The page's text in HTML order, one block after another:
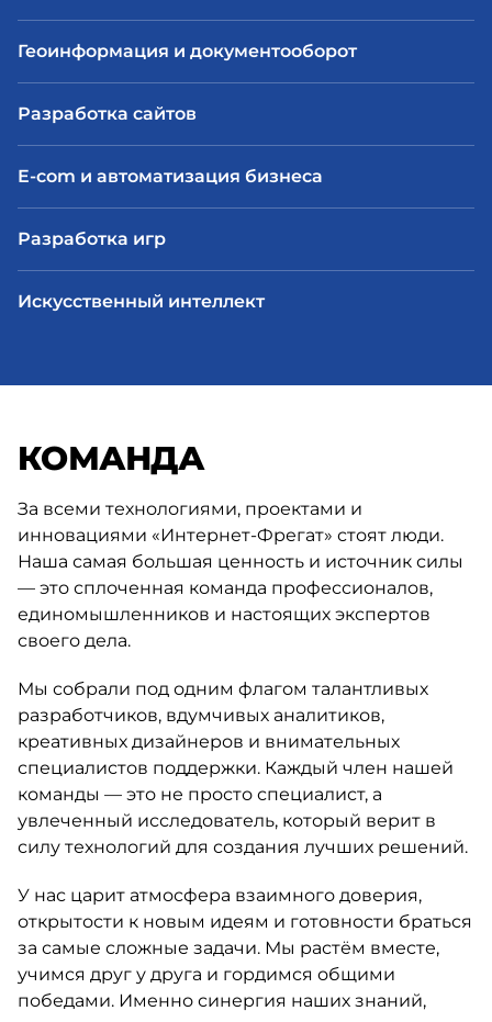
Геоинформация и документооборот
Разработка сайтов
E-com и автоматизация бизнеса
Разработка игр
Искусственный интеллект
КОМАНДА
За всеми технологиями, проектами и
инновациями «Интернет-Фрегат» стоят люди.
Наша самая большая ценность и источник силы
— это сплоченная команда профессионалов,
единомышленников и настоящих экспертов
своего дела.
Мы собрали под одним флагом талантливых
разработчиков, вдумчивых аналитиков,
креативных дизайнеров и внимательных
специалистов поддержки. Каждый член нашей
команды — это не просто специалист, а
увлеченный исследователь, который верит в
силу технологий для создания лучших решений.
У нас царит атмосфера взаимного доверия,
открытости к новым идеям и готовности браться
за самые сложные задачи. Мы растём вместе,
учимся друг у друга и гордимся общими
победами. Именно синергия наших знаний,